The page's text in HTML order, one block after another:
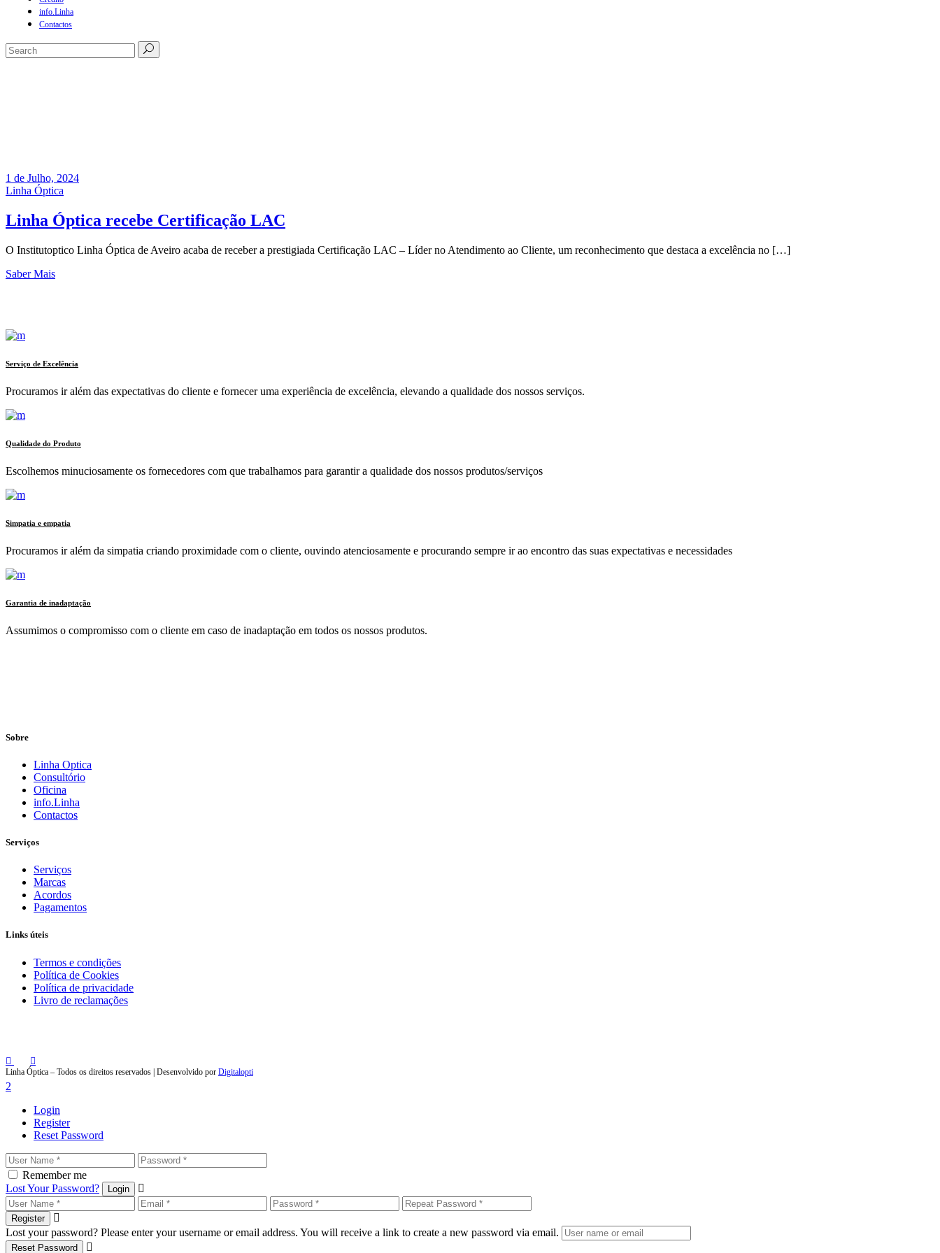
info.Linha
Contactos
1 de Julho, 2024
Linha Óptica
Linha Óptica recebe Certificação LAC
O Institutoptico Linha Óptica de Aveiro acaba de receber a prestigiada Certificação LAC – Líder no Atendimento ao Cliente, um reconhecimento que destaca a excelência no […]
Saber Mais
Serviço de Excelência
Procuramos ir além das expectativas do cliente e fornecer uma experiência de excelência, elevando a qualidade dos nossos serviços.
Qualidade do Produto
Escolhemos minuciosamente os fornecedores com que trabalhamos para garantir a qualidade dos nossos produtos/serviços
Simpatia e empatia
Procuramos ir além da simpatia criando proximidade com o cliente, ouvindo atenciosamente e procurando sempre ir ao encontro das suas expectativas e necessidades
Garantia de inadaptação
Assumimos o compromisso com o cliente em caso de inadaptação em todos os nossos produtos.
Sobre
Linha Optica
Consultório
Oficina
info.Linha
Contactos
Serviços
Serviços
Marcas
Acordos
Pagamentos
Links úteis
Termos e condições
Política de Cookies
Política de privacidade
Livro de reclamações
Linha Óptica – Todos os direitos reservados | Desenvolvido por Digitalopti
Login
Register
Reset Password
Remember me
Lost Your Password?
Login
Register
Lost your password? Please enter your username or email address. You will receive a link to create a new password via email.
Reset Password